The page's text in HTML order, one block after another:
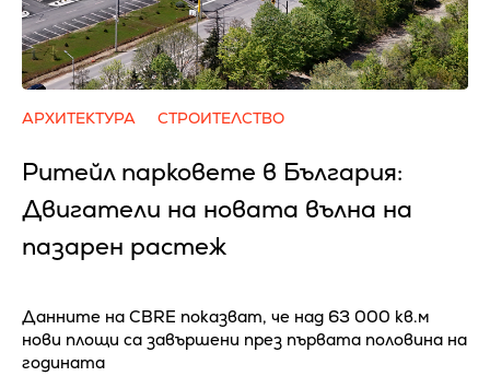
АРХИТЕКТУРА СТРОИТЕЛСТВО
Ритейл парковете в България:
Двигатели на новата вълна на
пазарен растеж
Данните на CBRE показват, че над 63 000 кв.м
нови площи са завършени през първата половина на
годината